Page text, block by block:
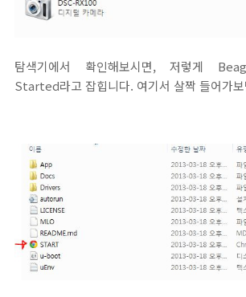
탐색기에서 확인해보시면, 저렇게
Started라고 잡힙니다. 여기서 살짝 들어가보